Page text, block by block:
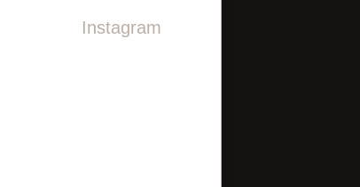
Instagram